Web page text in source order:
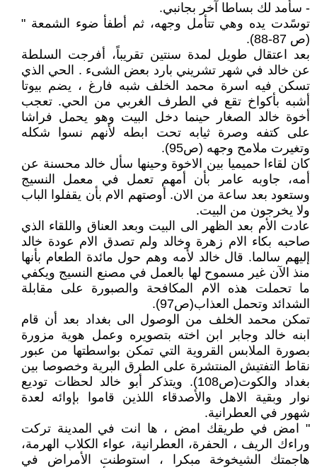
- سأمد لك بساطا آخر بجانبي.
توسًدت يده وهي تتأمل وجهه، ثم أطفأ ضوء الشمعة "
(ص 87-88).
بعد اعتقال طويل لمدة سنتين تقريباً، أفرجت السلطة
عن خالد في شهر تشريني بارد بعض الشىء . الحي الذي
تسكن فيه اسرة محمد الخلف شبه فارغ ، يضم بيوتا
أشبه بأكواخ تقع في الطرف الغربي من الحي. تعجب
أخوة خالد الصغار حينما دخل البيت وهو يحمل فراشا
على كتفه وصرة ثيابه تحت ابطه لأنهم نسوا شكله
وتغيرت ملامح وجهه (ص95).
كان لقاءا حميميا بين الاخوة وحينها سأل خالد محسنة عن
أمه، جاوبه عامر بأن أمهم تعمل في معمل النسيج
وستعود بعد ساعة من الان. أوصتهم الام بأن يقفلوا الباب
ولا يخرجون من البيت.
عادت الأم بعد الظهر الى البيت وبعد العناق واللقاء الذي
صاحبه بكاء الام زهرة وخالد ولم تصدق الام عودة خالد
إليهم سالما. قال خالد لأمه وهم حول مائدة الطعام بأنها
منذ الآن غير مسموح لها بالعمل في مصنع النسيج ويكفي
ما تحملت هذه الام المكافحة والصبورة على مقابلة
الشدائد وتحمل العذاب(ص97).
تمكن محمد الخلف من الوصول الى بغداد بعد أن قام
ابنه خالد وجابر ابن اخته بتصويره وعمل هوية مزورة
بصورة الملابس القروية التي تمكن بواسطتها من عبور
نقاط التفتيش المنتشرة على الطرق البرية وخصوصا بين
بغداد والكوت(ص108). ويتذكر أبو خالد لحظات توديع
نوار وبقية الاهل والأصدقاء اللذين قاموا بإوائه لعدة
شهور في العطرانية.
" امض في طريقك امض ، ها انت في المدينة تركت
وراءك الريف ، الحفرة، العطرانية، عواء الكلاب الهرمة،
هاجمتك الشيخوخة مبكرا ، استوطنت الأمراض في